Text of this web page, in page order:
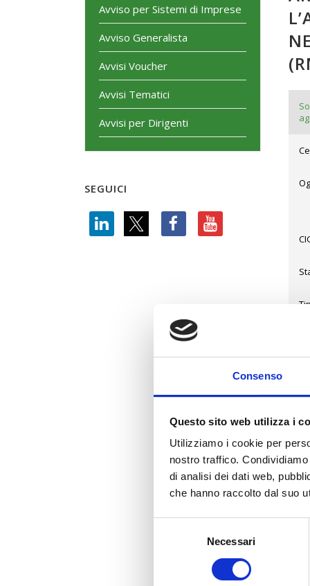
Consenso
Questo sito web utilizza i
Utilizziamo i cookie per
nostro traffico.
di analisi dei dati web,
che hanno raccolto dal suo
Necessari
Avviso per Sistemi di Imprese
Avviso Generalista
Avvisi Voucher
Avvisi Tematici
Avvisi per Dirigenti
SEGUICI